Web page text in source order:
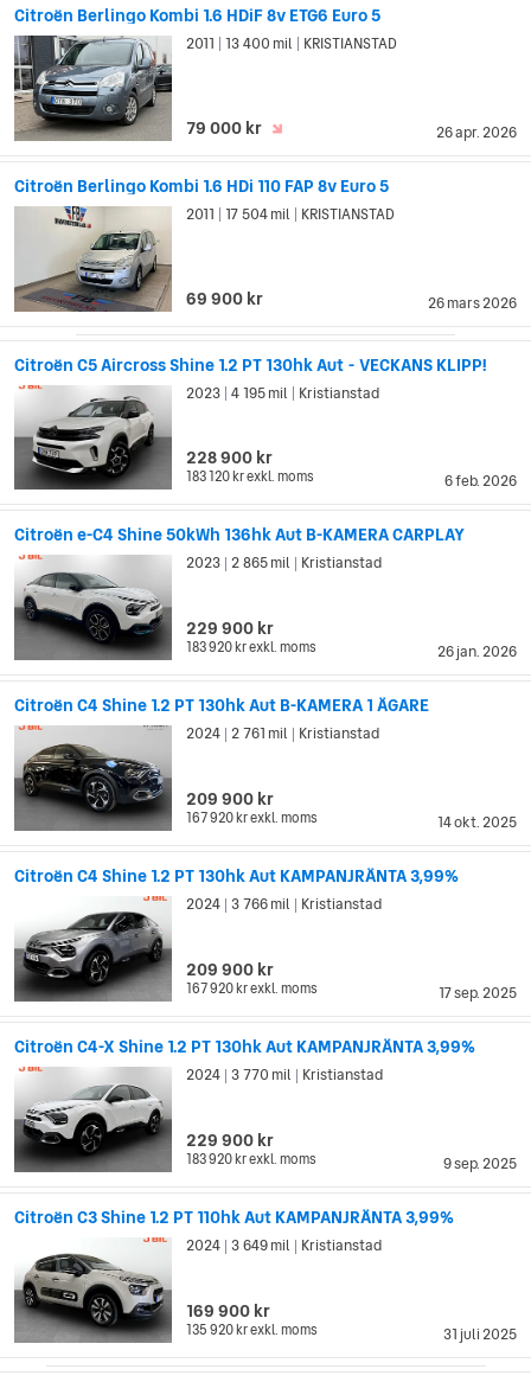
Citroën Berlingo Kombi 1.6 HDiF 8v ETG6 Euro 5
26 apr. 2026
2011 13 400 mil KRISTIANSTAD
79 000 kr
Citroën Berlingo Kombi 1.6 HDi 110 FAP 8v Euro 5
26 mars 2026
2011 17 504 mil KRISTIANSTAD
69 900 kr
Citroën C5 Aircross Shine 1.2 PT 130hk Aut - VECKANS KLIPP!
6 feb. 2026
2023 4 195 mil Kristianstad
228 900 kr
183 120 krexkl. moms
Citroën e-C4 Shine 50kWh 136hk Aut B-KAMERA CARPLAY
26 jan. 2026
2023 2 865 mil Kristianstad
229 900 kr
183 920 krexkl. moms
Citroën C4 Shine 1.2 PT 130hk Aut B-KAMERA 1 ÄGARE
14 okt. 2025
2024 2 761 mil Kristianstad
209 900 kr
167 920 krexkl. moms
Citroën C4 Shine 1.2 PT 130hk Aut KAMPANJRÄNTA 3,99%
17 sep. 2025
2024 3 766 mil Kristianstad
209 900 kr
167 920 krexkl. moms
Citroën C4-X Shine 1.2 PT 130hk Aut KAMPANJRÄNTA 3,99%
9 sep. 2025
2024 3 770 mil Kristianstad
229 900 kr
183 920 krexkl. moms
Citroën C3 Shine 1.2 PT 110hk Aut KAMPANJRÄNTA 3,99%
31 juli 2025
2024 3 649 mil Kristianstad
169 900 kr
135 920 krexkl. moms